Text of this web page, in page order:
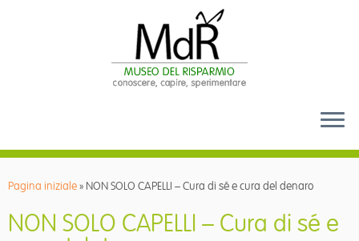
Pagina iniziale» NON SOLO CAPELLI – Cura di sé e cura del denaro
NON SOLO CAPELLI – Cura di sé e